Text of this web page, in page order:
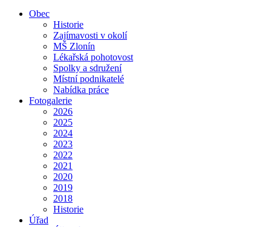
Obec
Historie
Zajímavosti v okolí
MŠ Zlonín
Lékařská pohotovost
Spolky a sdružení
Místní podnikatelé
Nabídka práce
Fotogalerie
2026
2025
2024
2023
2022
2021
2020
2019
2018
Historie
Úřad